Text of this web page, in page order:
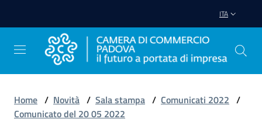
ITA
Avviare
Home / Novità / Sala stampa / Comunicati 2022 /
Comunicato del 20 05 2022